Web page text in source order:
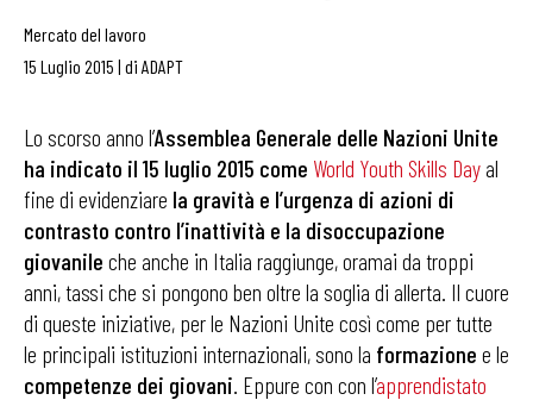
Mercato del lavoro
15 Luglio 2015 | di ADAPT
Lo scorso anno l’Assemblea Generale delle Nazioni Unite
ha indicato il 15 luglio 2015 come World Youth Skills Day al
fine di evidenziare la gravità e l’urgenza di azioni di
contrasto contro l’inattività e la disoccupazione
giovanile che anche in Italia raggiunge, oramai da troppi
anni, tassi che si pongono ben oltre la soglia di allerta. Il cuore
di queste iniziative, per le Nazioni Unite così come per tutte
le principali istituzioni internazionali, sono la formazione e le
competenze dei giovani. Eppure con con l’apprendistato